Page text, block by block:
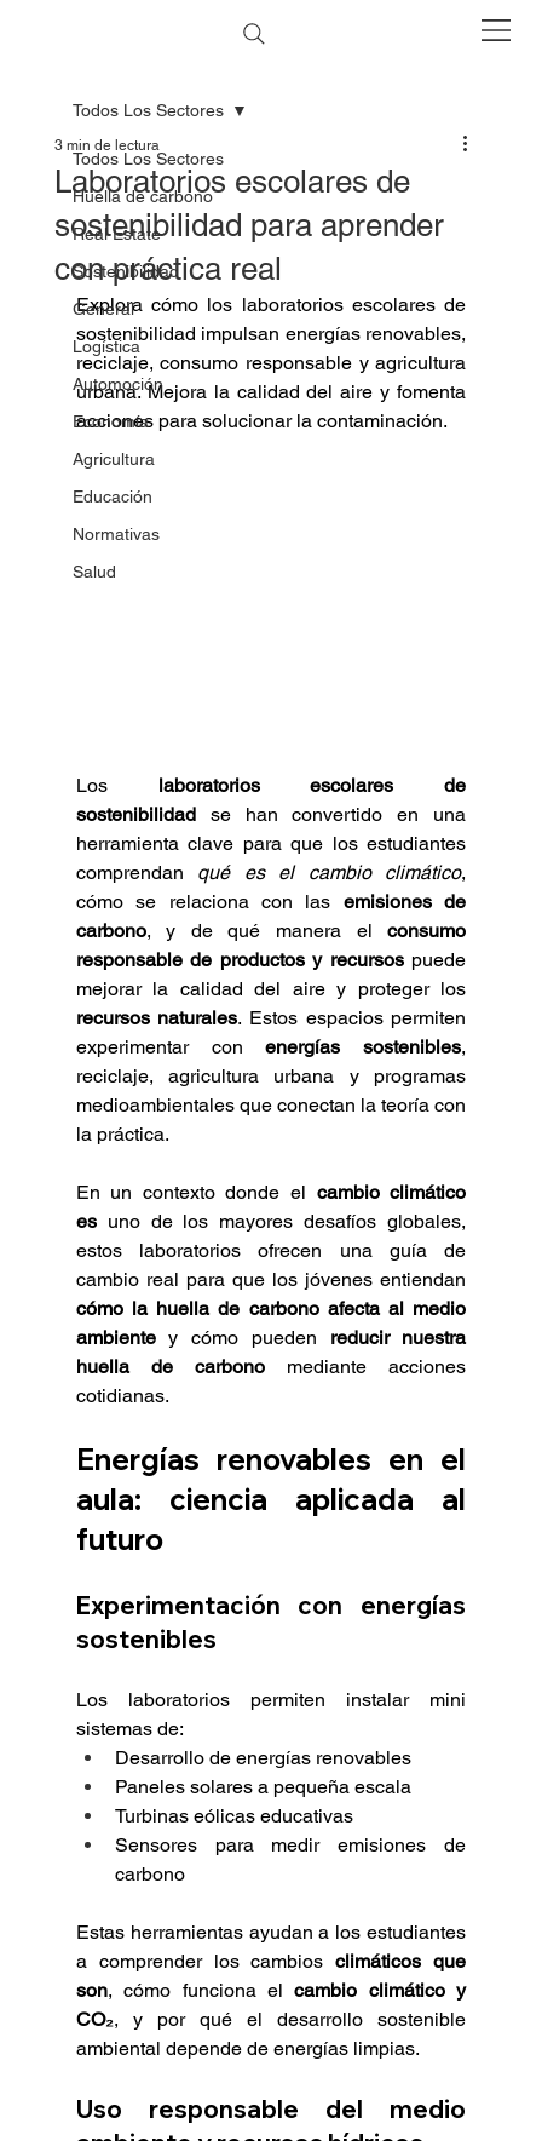
Todos Los Sectores
Huella de carbono
Real Estate
Sostenibilidad
General
Logística
Automoción
Economía
Agricultura
Educación
Normativas
Salud
Todos Los Sectores
Laboratorios escolares de
sostenibilidad para aprender
con práctica real
3 min de lectura
Explora cómo los laboratorios escolares de
sostenibilidad impulsan energías renovables,
reciclaje, consumo responsable y agricultura
urbana. Mejora la calidad del aire y fomenta
acciones para solucionar la contaminación.
Los laboratorios escolares de
sostenibilidad se han convertido en una
herramienta clave para que los estudiantes
comprendan qué es el cambio climático,
cómo se relaciona con las emisiones de
carbono, y de qué manera el consumo
responsable de productos y recursos puede
recursos naturales. Estos espacios permiten
experimentar con energías sostenibles,
reciclaje, agricultura urbana y programas
medioambientales que conectan la teoría con
la práctica.
En un contexto donde el cambio climático
es uno de los mayores desafíos globales,
estos laboratorios ofrecen una guía de
cómo la huella de carbono afecta al medio
ambiente y cómo pueden reducir nuestra
huella de carbono mediante acciones
cotidianas.
Energías renovables en el
aula: ciencia aplicada al
futuro
Experimentación con energías
sostenibles
Los laboratorios permiten instalar mini
sistemas de:
Desarrollo de energías renovables
Paneles solares a pequeña escala
Turbinas eólicas educativas
Sensores para medir emisiones de
carbono
Estas herramientas ayudan a los estudiantes
a comprender los cambios climáticos que
son, cómo funciona el cambio climático y
CO₂, y por qué el desarrollo sostenible
ambiental depende de energías limpias.
Uso responsable del medio